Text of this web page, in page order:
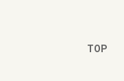
TOP